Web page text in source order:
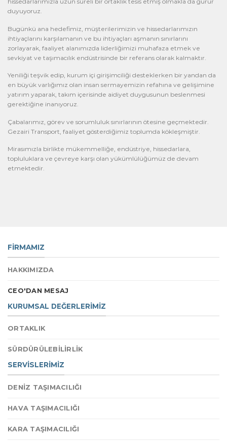
duyuyoruz.
Bugünkü ana hedefimiz, müşterilerimizin ve hissedarlarımızın
ihtiyaçlarını karşılamanın ve bu ihtiyaçları aşmanın sınırlarını
zorlayarak, faaliyet alanımızda liderliğimizi muhafaza etmek ve
sevkiyat ve taşımacılık endüstrisinde bir referans olarak kalmaktır.
Yeniliği teşvik edip, kurum içi girişimciliği desteklerken bir yandan da
en büyük varlığımız olan insan sermayemizin refahına ve gelişimine
yatırım yaparak, takım içerisinde aidiyet duygusunun beslenmesi
gerektiğine inanıyoruz.
Çabalarımız, görev ve sorumluluk sınırlarının ötesine geçmektedir.
Gezairi Transport, faaliyet gösterdiğimiz toplumda kökleşmiştir.
Mirasımızla birlikte mükemmelliğe, endüstriye, hissedarlara,
topluluklara ve çevreye karşı olan yükümlülüğümüz de devam
etmektedir.
FİRMAMIZ
HAKKIMIZDA
CEO'DAN MESAJ
KURUMSAL DEĞERLERİMİZ
ORTAKLIK
SÜRDÜRÜLEBİLİRLİK
SERVİSLERİMİZ
DENİZ TAŞIMACILIĞI
HAVA TAŞIMACILIĞI
KARA TAŞIMACILIĞI